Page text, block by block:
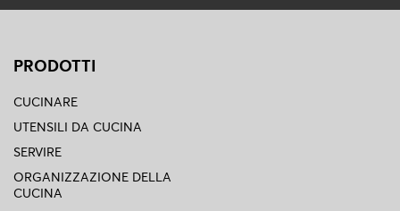
PRODOTTI
CUCINARE
UTENSILI DA CUCINA
SERVIRE
ORGANIZZAZIONE DELLA
CUCINA